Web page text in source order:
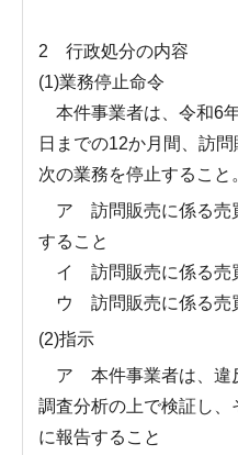
2 行政処分の内容
(1)業務停止命令
本件事業者は、令和6
日までの12か月間、訪
次の業務を停止すること
ア 訪問販売に係る売
すること
イ 訪問販売に係る売
ウ 訪問販売に係る売
(2)指示
ア 本件事業者は、違
調査分析の上で検証し
に報告すること